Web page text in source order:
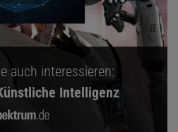
auch interessieren:
Intelligenz